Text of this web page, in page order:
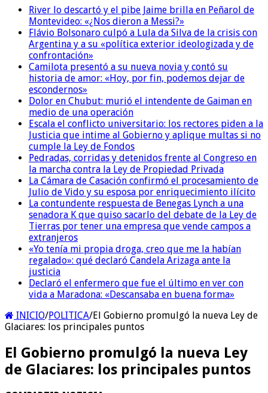
River lo descartó y el pibe Jaime brilla en Peñarol de
Montevideo: «¿Nos dieron a Messi?»
Flávio Bolsonaro culpó a Lula da Silva de la crisis con
Argentina y a su «política exterior ideologizada y de
confrontación»
Camilota presentó a su nueva novia y contó su
historia de amor: «Hoy, por fin, podemos dejar de
escondernos»
Dolor en Chubut: murió el intendente de Gaiman en
medio de una operación
Escala el conflicto universitario: los rectores piden a la
Justicia que intime al Gobierno y aplique multas si no
cumple la Ley de Fondos
Pedradas, corridas y detenidos frente al Congreso en
la marcha contra la Ley de Propiedad Privada
La Cámara de Casación confirmó el procesamiento de
Julio de Vido y su esposa por enriquecimiento ilícito
La contundente respuesta de Benegas Lynch a una
senadora K que quiso sacarlo del debate de la Ley de
Tierras por tener una empresa que vende campos a
extranjeros
«Yo tenía mi propia droga, creo que me la habían
regalado»: qué declaró Candela Arizaga ante la
justicia
Declaró el enfermero que fue el último en ver con
vida a Maradona: «Descansaba en buena forma»
INICIO/POLITICA/El Gobierno promulgó la nueva Ley de
Glaciares: los principales puntos
El Gobierno promulgó la nueva Ley
de Glaciares: los principales puntos